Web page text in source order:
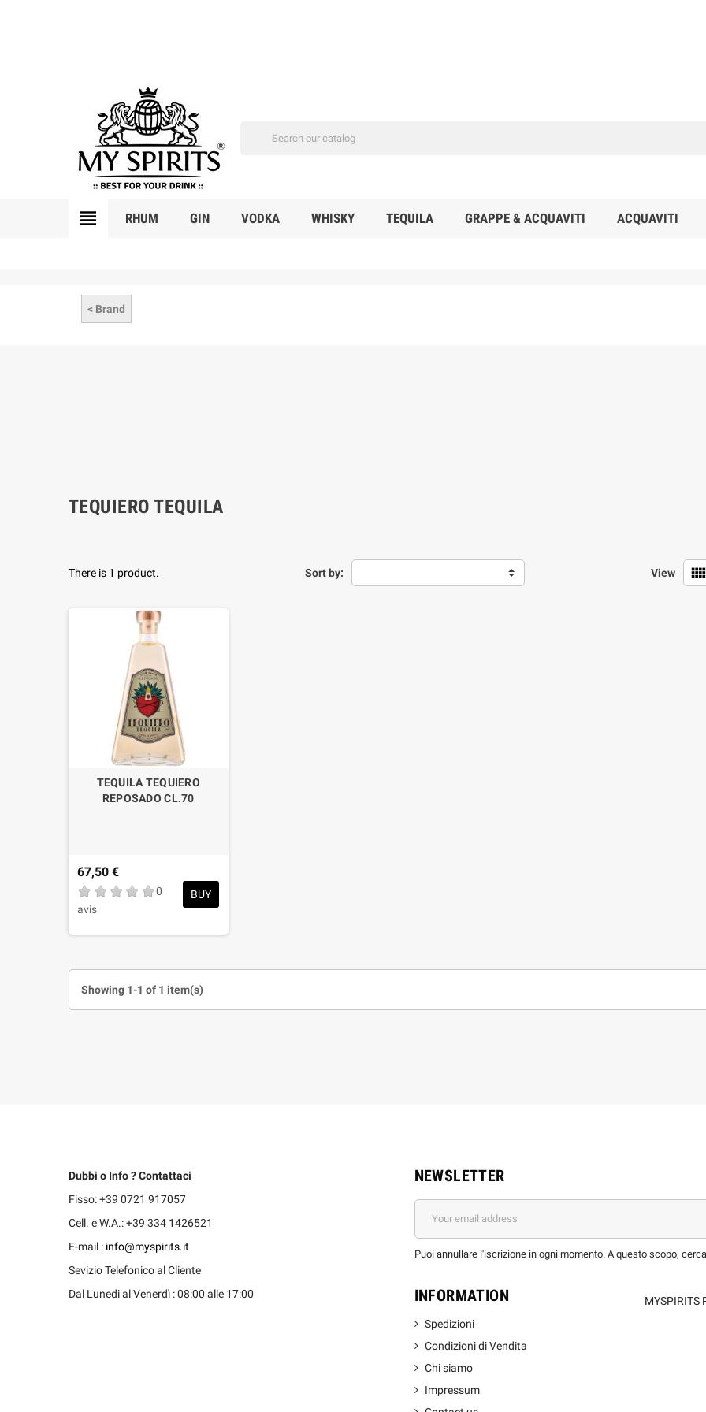
view_headline RHUM GIN VODKA WHISKY TEQUILA GRAPPE & ACQUAVITI ACQUAVITI
< Brand
TEQUIERO TEQUILA
Sort by: View view_comfy
There is 1 product.
TEQUILA TEQUIERO
REPOSADO CL.70
67,50 €
0
avis
BUY
Showing 1-1 of 1 item(s)
Dubbi o Info ? Contattaci
Fisso: +39 0721 917057
Cell. e W.A.: +39 334 1426521
E-mail : info@myspirits.it
Sevizio Telefonico al Cliente
Dal Lunedi al Venerdì : 08:00 alle 17:00
NEWSLETTER
Puoi annullare l'iscrizione in ogni momento. A questo scopo,
INFORMATION
Spedizioni
Condizioni di Vendita
Chi siamo
Impressum
MYSPIRITS